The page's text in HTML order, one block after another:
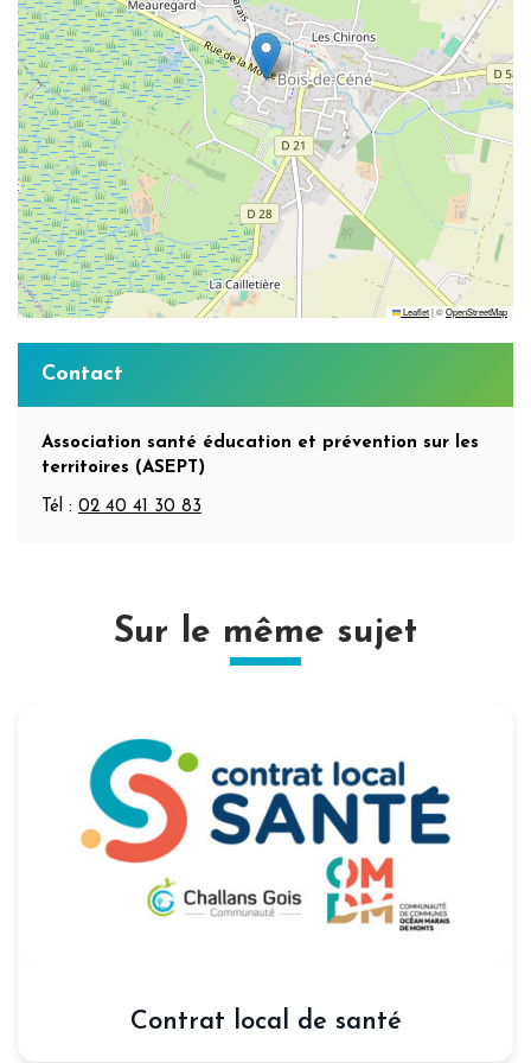
Leaflet|©OpenStreetMap
Informations
complémentaires
Contact
Association santé éducation et prévention sur les
territoires (ASEPT)
Tél : 02 40 41 30 83
Sur le même sujet
Contrat local de santé